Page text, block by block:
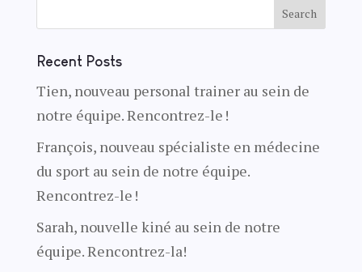
Recent Posts
Tien, nouveau personal trainer au sein de
notre équipe. Rencontrez-le !
François, nouveau spécialiste en médecine
du sport au sein de notre équipe.
Rencontrez-le !
Sarah, nouvelle kiné au sein de notre
équipe. Rencontrez-la!